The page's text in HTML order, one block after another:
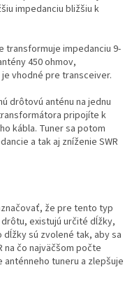
impedanciu bližšiu k
transformuje impedanciu 9-
450 ohmov,
vhodné pre transceiver.
drôtovú anténu na jednu
pripojíte k
kábla. Tuner sa potom
a tak aj zníženie SWR
že pre tento typ
existujú určité dĺžky,
sú zvolené tak, aby sa
na čo najväčšom počte
tuneru a zlepšuje